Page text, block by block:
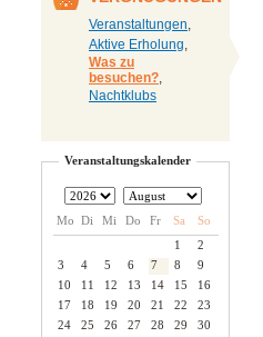
Veranstaltungen,
Aktive Erholung,
Was zu
besuchen?,
Nachtklubs
Veranstaltungskalender
Mo Di Mi Do Fr Sa
So
1
2
3
4 5 6 7 8
9
10
11 12 13 14 15
16
17
18 19 20 21 22
23
24
25 26 27 28 29
30